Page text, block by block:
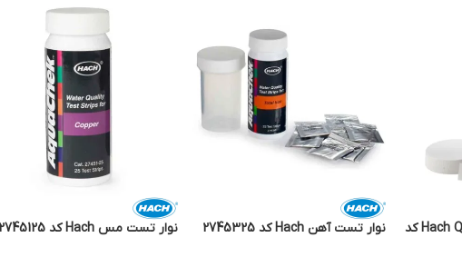
نوار تست کلرید Hach QuanTab کد
نوار تست آهن Hach کد 2745325 نوار تست مس Hach کد 2745125